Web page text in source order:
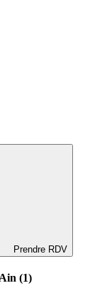
Prendre RDV
(1)